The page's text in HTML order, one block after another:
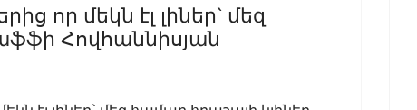
որ մեկն էլ լիներ` մեզ
Հովհաննիսյան